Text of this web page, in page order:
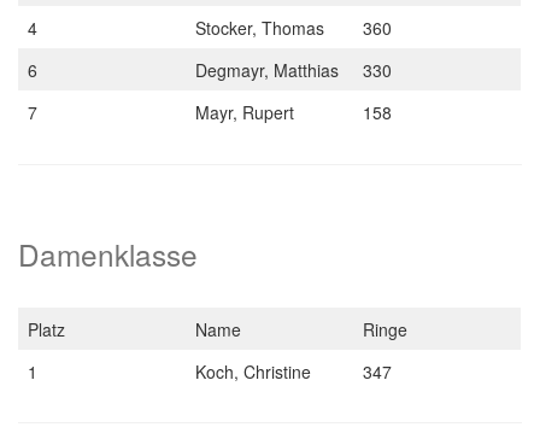
4
Stocker, Thomas
360
6
Degmayr, Matthias
330
7
Mayr, Rupert 158
Damenklasse
Platz Name
Ringe
1
Koch, Christine 347